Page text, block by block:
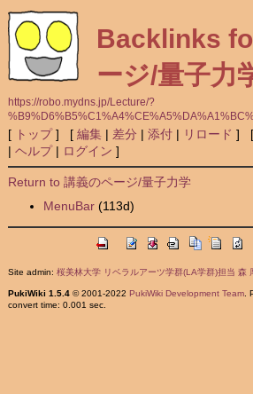
Backlinks
ージ/量子力
https://robo.mydns.jp/Lecture/?
[ トップ] [ 編集| 差分 | 添付| リロード ] [
| ヘルプ| ログイン ]
Return to 講義のページ/量子力学
MenuBar(113d)
Site admin: 桜美林大学 リベラルアーツ学群(LA学群)担当 森
PukiWiki 1.5.4© 2001-2022 PukiWiki Development Team.
convert time: 0.001 sec.